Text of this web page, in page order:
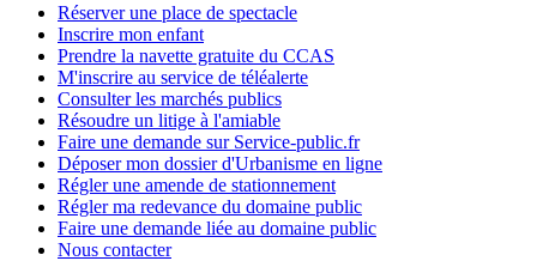
Réserver une place de spectacle
Inscrire mon enfant
Prendre la navette gratuite du CCAS
M'inscrire au service de téléalerte
Consulter les marchés publics
Résoudre un litige à l'amiable
Faire une demande sur Service-public.fr
Déposer mon dossier d'Urbanisme en ligne
Régler une amende de stationnement
Régler ma redevance du domaine public
Faire une demande liée au domaine public
Nous contacter